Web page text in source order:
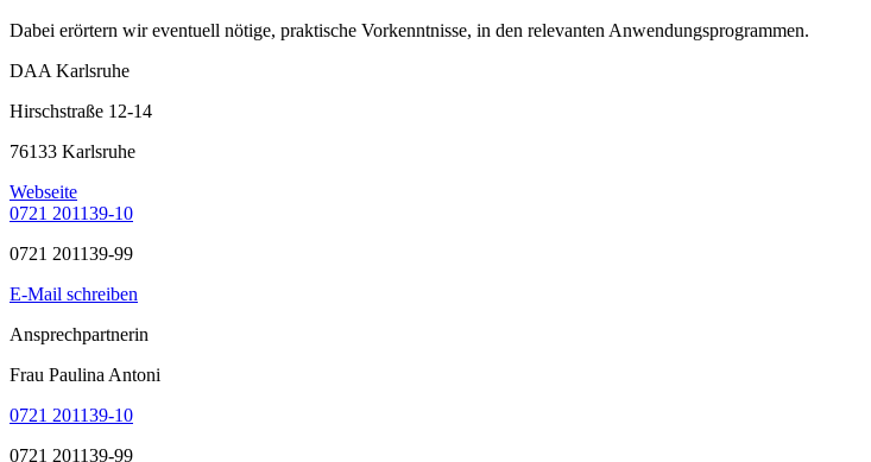
Dabei erörtern wir eventuell nötige, praktische Vorkenntnisse, in den relevanten Anwendungsprogrammen.
DAA Karlsruhe
Hirschstraße 12-14
76133 Karlsruhe
Webseite
0721 201139-10
0721 201139-99
E-Mail schreiben
Ansprechpartnerin
Frau Paulina Antoni
0721 201139-10
0721 201139-99